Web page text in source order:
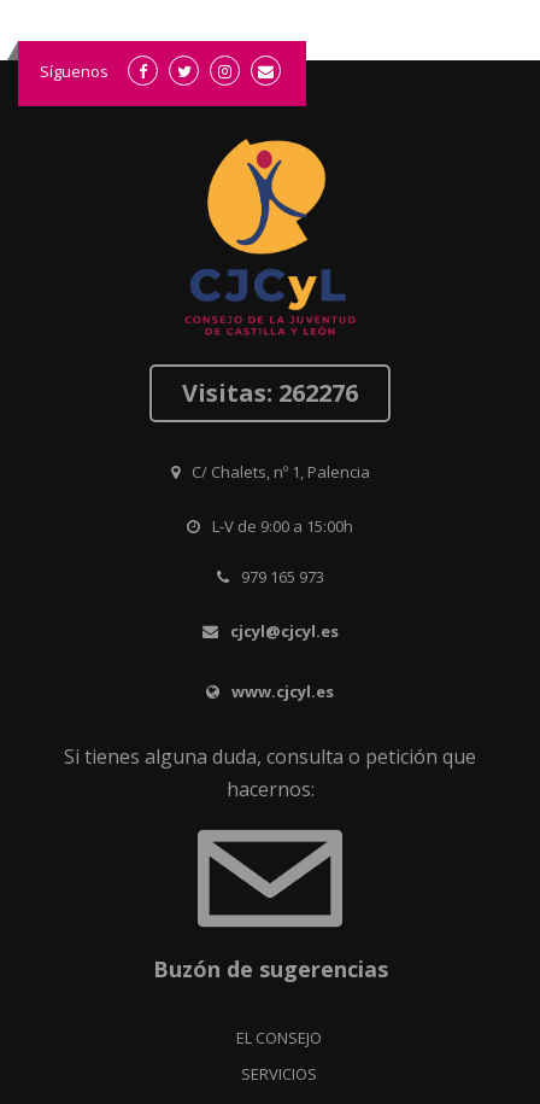
Síguenos
Visitas: 262276
C/ Chalets, nº 1, Palencia
L-V de 9:00 a 15:00h
979 165 973
cjcyl@cjcyl.es
www.cjcyl.es
Si tienes alguna duda, consulta o petición que
hacernos:
Buzón de sugerencias
EL CONSEJO
SERVICIOS